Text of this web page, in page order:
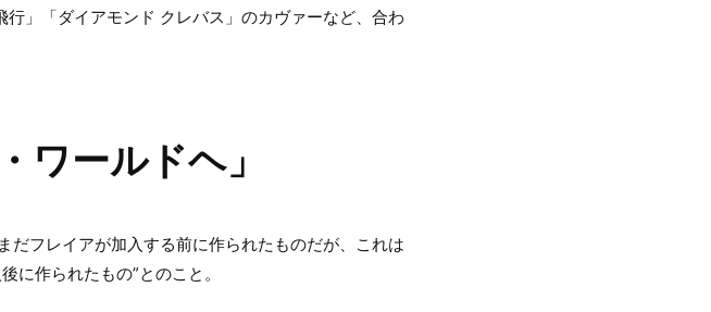
」「ダイアモンド クレバス」のカヴァーなど、合わ
ワールドヘ」
だフレイアが加入する前に作られたものだが、これは
に作られたもの”とのこと。